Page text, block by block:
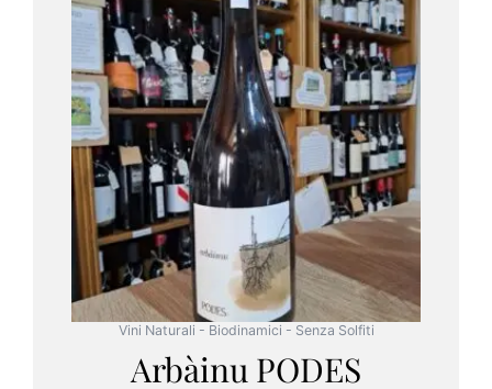
Vini Naturali - Biodinamici - Senza Solfiti
Arbàinu PODES